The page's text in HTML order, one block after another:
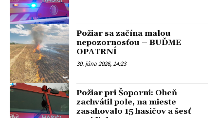
Požiar sa začína malou
nepozornosťou – BUĎME
OPATRNÍ
30. júna 2026, 14:23
Požiar pri Šoporni: Oheň
zachvátil pole, na mieste
zasahovalo 15 hasičov a šesť